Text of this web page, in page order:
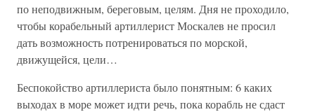
по неподвижным, береговым, целям. Дня не проходило,
чтобы корабельный артиллерист Москалев не просил
дать возможность потренироваться по морской,
движущейся, цели…
Беспокойство артиллериста было понятным: 6 каких
выходах в море может идти речь, пока корабль не сдаст